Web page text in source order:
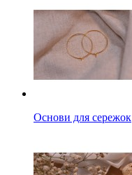
Основи для сережок